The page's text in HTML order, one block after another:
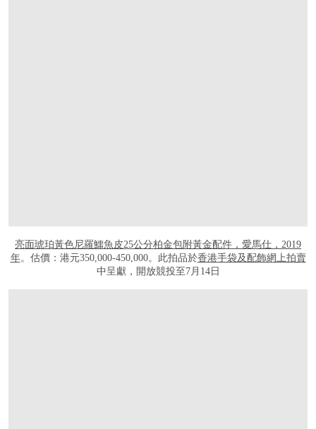
亮面琥珀黃色尼羅鱷魚皮25公分柏金包附黃金配件，愛馬仕，2019
年。估價：港元350,000-450,000。此拍品於香港手袋及配飾網上拍賣
中呈獻，開放競投至7月14日